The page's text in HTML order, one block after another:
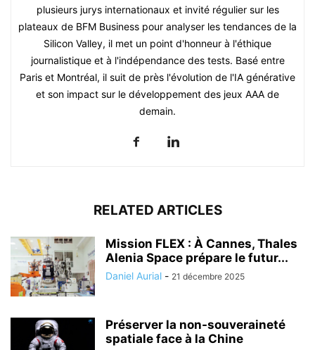
plusieurs jurys internationaux et invité régulier sur les
plateaux de BFM Business pour analyser les tendances de la
Silicon Valley, il met un point d'honneur à l'éthique
journalistique et à l'indépendance des tests. Basé entre
Paris et Montréal, il suit de près l'évolution de l'IA générative
et son impact sur le développement des jeux AAA de
demain.
RELATED ARTICLES
Mission FLEX : À Cannes, Thales
Alenia Space prépare le futur...
Daniel Aurial - 21 décembre 2025
Préserver la non-souveraineté
spatiale face à la Chine